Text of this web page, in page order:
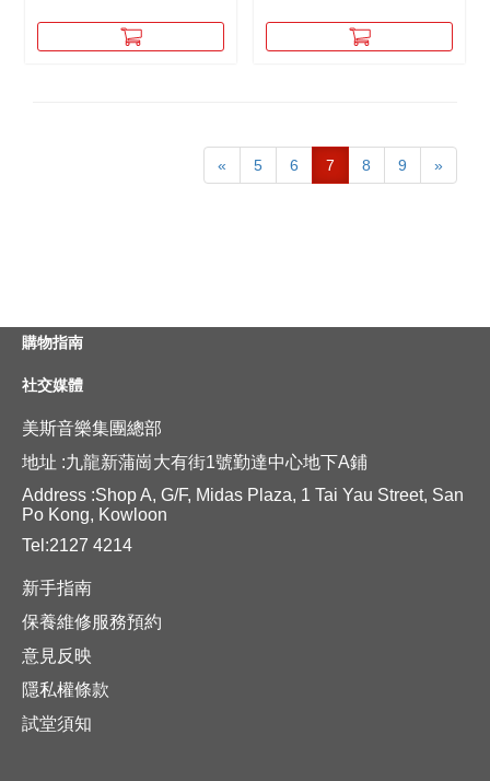
« 5 6 7 8 9 »
購物指南
社交媒體
美斯音樂集團總部
地址 :九龍新蒲崗大有街1號勤達中心地下A鋪
Address :Shop A, G/F, Midas Plaza, 1 Tai Yau Street, San
Po Kong, Kowloon
Tel:2127 4214
新手指南
保養維修服務預約
意見反映
隱私權條款
試堂須知